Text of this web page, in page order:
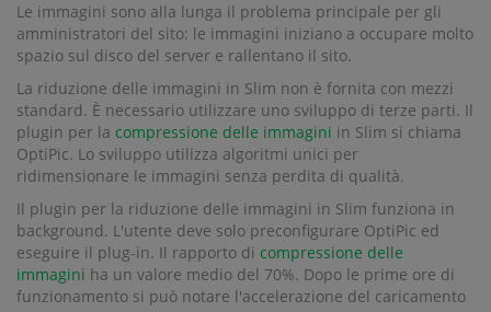
Le immagini sono alla lunga il problema principale per gli
amministratori del sito: le immagini iniziano a occupare molto
spazio sul disco del server e rallentano il sito.
La riduzione delle immagini in Slim non è fornita con mezzi
standard. È necessario utilizzare uno sviluppo di terze parti. Il
plugin per la compressione delle immagini in Slim si chiama
OptiPic. Lo sviluppo utilizza algoritmi unici per
ridimensionare le immagini senza perdita di qualità.
Il plugin per la riduzione delle immagini in Slim funziona in
background. L'utente deve solo preconfigurare OptiPic ed
eseguire il plug-in. Il rapporto di compressione delle
immagini ha un valore medio del 70%. Dopo le prime ore di
funzionamento si può notare l'accelerazione del caricamento